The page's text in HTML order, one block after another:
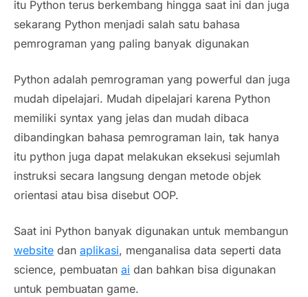
itu Python terus berkembang hingga saat ini dan juga
sekarang Python menjadi salah satu bahasa
pemrograman yang paling banyak digunakan
Python adalah pemrograman yang powerful dan juga
mudah dipelajari. Mudah dipelajari karena Python
memiliki syntax yang jelas dan mudah dibaca
dibandingkan bahasa pemrograman lain, tak hanya
itu python juga dapat melakukan eksekusi sejumlah
instruksi secara langsung dengan metode objek
orientasi atau bisa disebut OOP.
Saat ini Python banyak digunakan untuk membangun
website dan aplikasi, menganalisa data seperti data
science, pembuatan ai dan bahkan bisa digunakan
untuk pembuatan game.